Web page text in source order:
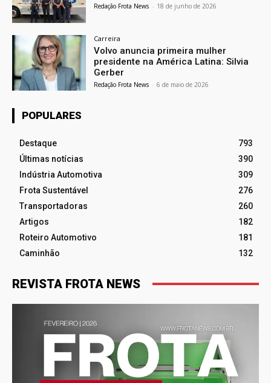
Redação Frota News - 18 de junho de 2026
Carreira
Volvo anuncia primeira mulher
presidente na América Latina: Silvia
Gerber
Redação Frota News - 6 de maio de 2026
POPULARES
Destaque
793
Últimas notícias
390
Indústria Automotiva
309
Frota Sustentável
276
Transportadoras
260
Artigos
182
Roteiro Automotivo
181
Caminhão
132
REVISTA FROTA NEWS